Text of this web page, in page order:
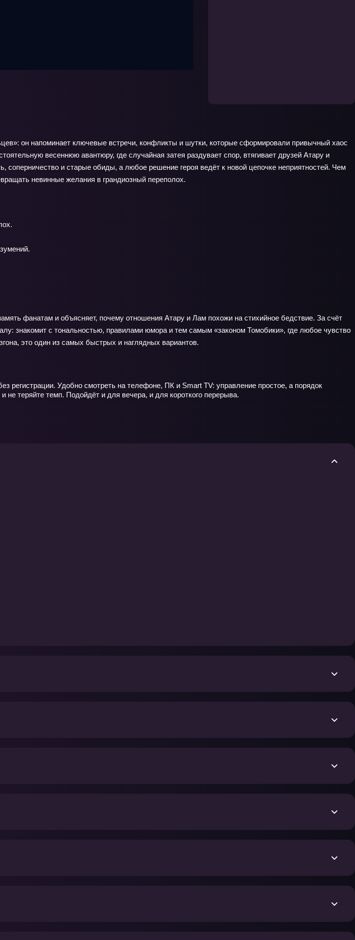
он напоминает ключевые встречи, конфликты и шутки, которые сформировали привычный хаос
весеннюю авантюру, где случайная затея раздувает спор, втягивает друзей Атару и
и старые обиды, а любое решение героя ведёт к новой цепочке неприятностей. Чем
невинные желания в грандиозный переполох.
фанатам и объясняет, почему отношения Атару и Лам похожи на стихийное бедствие. За счёт
знакомит с тональностью, правилами юмора и тем самым «законом Томобики», где любое чувство
это один из самых быстрых и наглядных вариантов.
регистрации. Удобно смотреть на телефоне, ПК и Smart TV: управление простое, а порядок
не теряйте темп. Подойдёт и для вечера, и для короткого перерыва.